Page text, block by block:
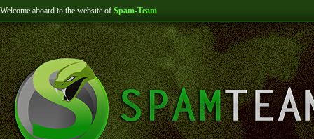
Welcome aboard to the website of Spam-Team